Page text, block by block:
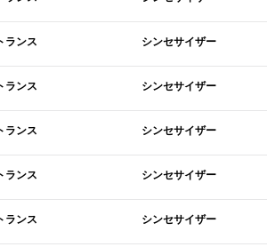
ランス シンセサイザー
ランス シンセサイザー
ランス シンセサイザー
ランス シンセサイザー
ランス シンセサイザー